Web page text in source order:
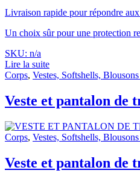
Livraison rapide pour répondre
Un choix sûr pour une protection
SKU: n/a
Lire la suite
Corps, Vestes, Softshells,
Veste et pantalon de
Corps, Vestes, Softshells,
Veste et pantalon de